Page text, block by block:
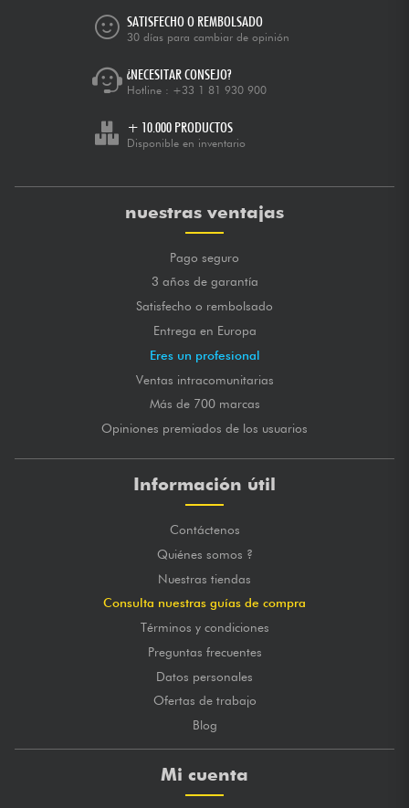
SATISFECHO O REMBOLSADO
30 días para cambiar de opinión
¿NECESITAR CONSEJO?
Hotline : +33 1 81 930 900
+ 10.000 PRODUCTOS
Disponible en inventario
nuestras ventajas
Pago seguro
3 años de garantía
Satisfecho o rembolsado
Entrega en Europa
Eres un profesional
Ventas intracomunitarias
Más de 700 marcas
Opiniones premiados de los usuarios
Información útil
Contáctenos
Quiénes somos ?
Nuestras tiendas
Consulta nuestras guías de compra
Términos y condiciones
Preguntas frecuentes
Datos personales
Ofertas de trabajo
Blog
Mi cuenta